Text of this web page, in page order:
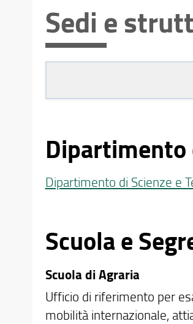
Sedi e
Dipartimento di Scienze e
Scuola e
Scuola di Agraria
Ufficio di riferimento per
mobilità internazionale,